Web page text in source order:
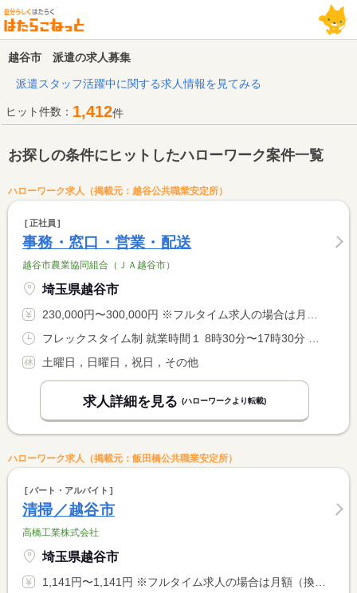
越谷市 派遣の求人募集
派遣スタッフ活躍中に関する求人情報を見てみる
ヒット件数： 1,412件
お探しの条件にヒットしたハローワーク案件一覧
ハローワーク求人（掲載元：越谷公共職業安定所）
正社員
事務・窓口・営業・配送
越谷市農業協同組合（ＪＡ越谷市）
埼玉県越谷市
230,000円〜300,000円 ※フルタイム求人の場合は月額（換算額）、パート求人の場合は時間額を表示しています。
土曜日，日曜日，祝日，その他
求人詳細を見る (ハローワークより転載)
ハローワーク求人（掲載元：飯田橋公共職業安定所）
パート・アルバイト
清掃／越谷市
高橋工業株式会社
埼玉県越谷市
1,141円〜1,141円 ※フルタイム求人の場合は月額（換算額）、パート求人の場合は時間額を表示しています。